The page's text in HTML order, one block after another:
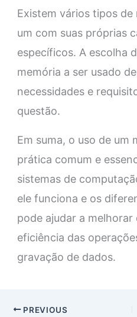
Existem vários tipos
um com suas próprias
específicos. A escolha
memória a ser usado
necessidades e
questão.
Em suma, o uso de um
prática comum e
sistemas de
ele funciona e os
pode ajudar a melhorar
eficiência das
gravação de dados.
PREVIOUS